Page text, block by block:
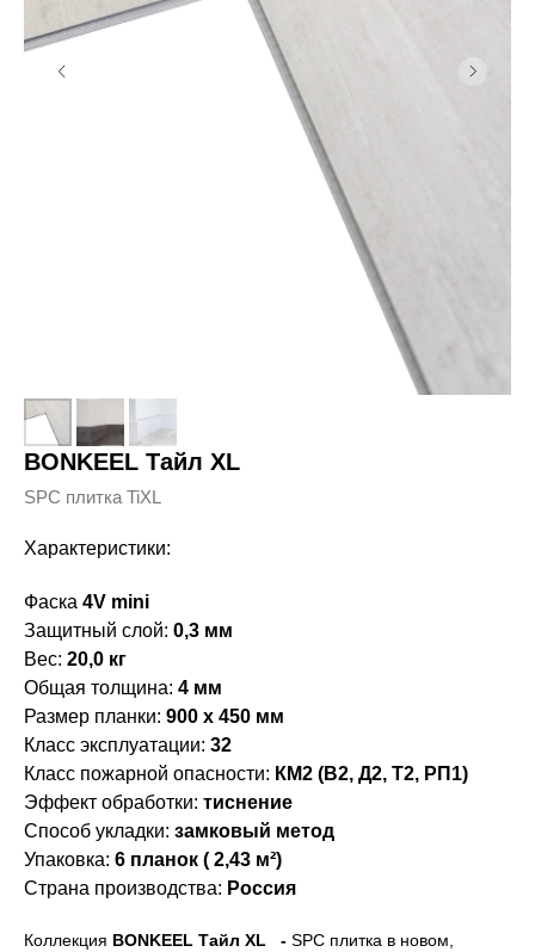
BONKEEL Тайл XL
SPC плитка TiXL
Характеристики:
Фаска 4V mini
Защитный слой: 0,3 мм
Вес: 20,0 кг
Общая толщина: 4 мм
Размер планки: 900 х 450 мм
Класс эксплуатации: 32
Класс пожарной опасности: КМ2 (В2, Д2, Т2, РП1)
Эффект обработки: тиснение
Способ укладки: замковый метод
Упаковка: 6 планок ( 2,43 м²)
Страна производства: Россия
Коллекция BONKEEL Тайл XL - SPC плитка в новом,